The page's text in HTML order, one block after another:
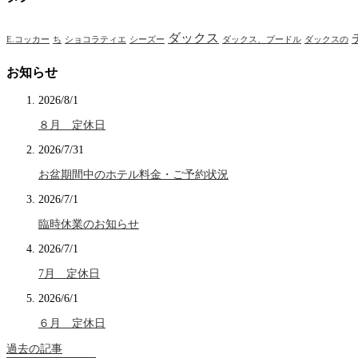
E.コッカー ち ショコラティエ シーズー ダックス ダックス、プードル ダックスの
お知らせ
2026/8/1
８月 定休日
2026/7/31
お盆期間中のホテル料金・ご予約状況
2026/7/1
臨時休業のお知らせ
2026/7/1
7月 定休日
2026/6/1
６月 定休日
過去の記事